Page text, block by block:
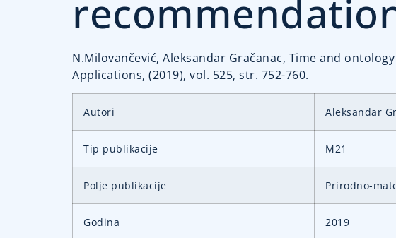
N.Milovančević, Aleksandar Gračanac, Time and
Applications, (2019), vol. 525, str. 752-760.
Autori Aleksandar
Tip publikacije M21
Polje publikacije Prirodno-
Godina 2019